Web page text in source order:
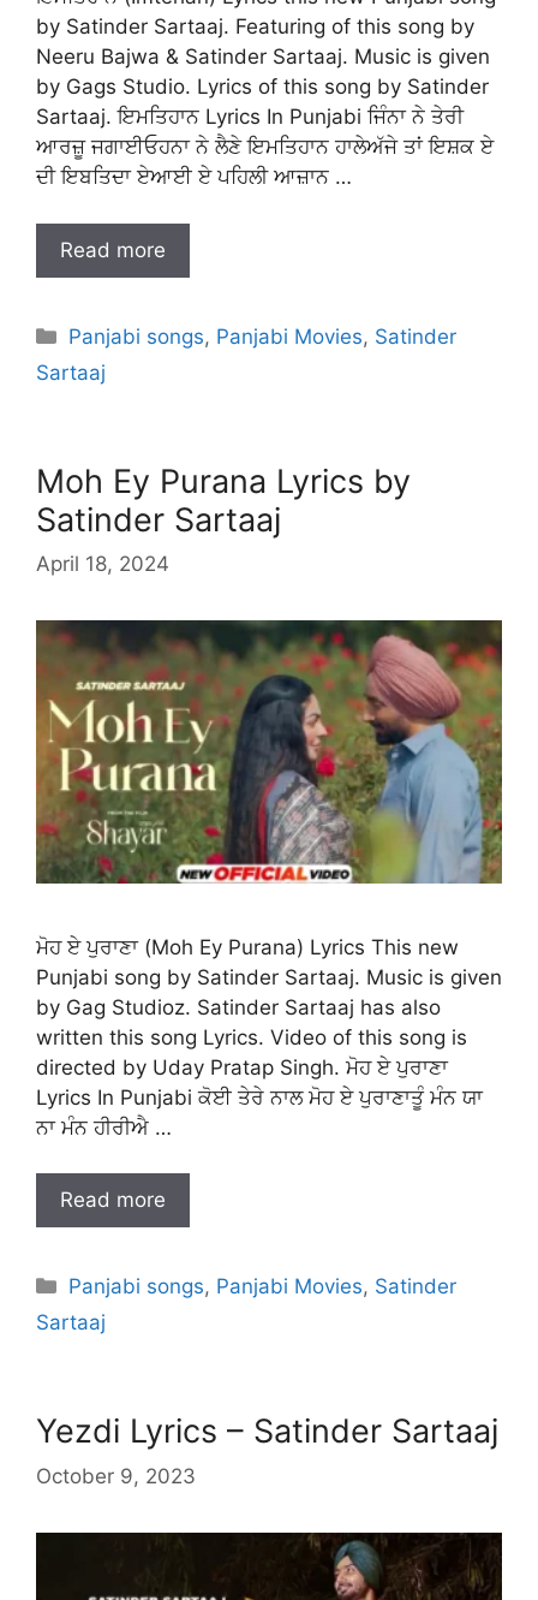
by Satinder Sartaaj. Featuring of this song by
Neeru Bajwa & Satinder Sartaaj. Music is given
by Gags Studio. Lyrics of this song by Satinder
Sartaaj. ਇਮਤਿਹਾਨ Lyrics In Punjabi ਜਿੰਨਾ ਨੇ ਤੇਰੀ
ਆਰਜ਼ੂ ਜਗਾਈਓਹਨਾ ਨੇ ਲੈਣੇ ਇਮਤਿਹਾਨ ਹਾਲੇਅੱਜੇ ਤਾਂ ਇਸ਼ਕ ਏ
ਦੀ ਇਬਤਿਦਾ ਏਆਈ ਏ ਪਹਿਲੀ ਆਜ਼ਾਨ …
Read more
Categories
Panjabi songs, Panjabi Movies, Satinder
Sartaaj
Moh Ey Purana Lyrics by
Satinder Sartaaj
April 18, 2024
ਮੋਹ ਏ ਪੁਰਾਣਾ (Moh Ey Purana) Lyrics This new
Punjabi song by Satinder Sartaaj. Music is given
by Gag Studioz. Satinder Sartaaj has also
written this song Lyrics. Video of this song is
directed by Uday Pratap Singh. ਮੋਹ ਏ ਪੁਰਾਣਾ
Lyrics In Punjabi ਕੋਈ ਤੇਰੇ ਨਾਲ ਮੋਹ ਏ ਪੁਰਾਣਾਤੂੰ ਮੰਨ ਯਾ
ਨਾ ਮੰਨ ਹੀਰੀਐ …
Read more
Categories
Panjabi songs, Panjabi Movies, Satinder
Sartaaj
Yezdi Lyrics – Satinder Sartaaj
October 9, 2023